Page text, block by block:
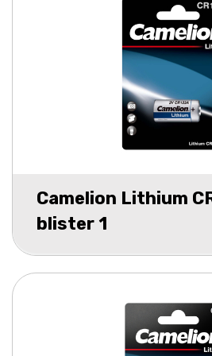
Camelion Lithium
blister 1